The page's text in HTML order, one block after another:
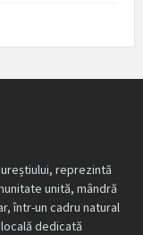
reprezintă
unită, mândră
într-un cadru natural
dedicată